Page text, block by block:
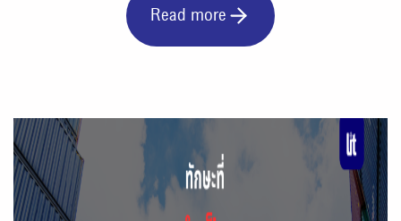
Read more